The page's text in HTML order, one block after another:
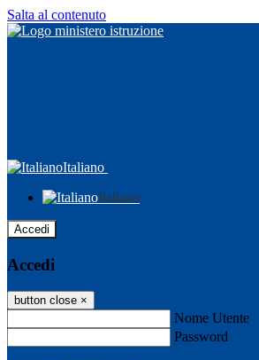
Salta al contenuto
Italiano
Italiano
Accedi
Accedi
button close ×
Nome Utente
Password